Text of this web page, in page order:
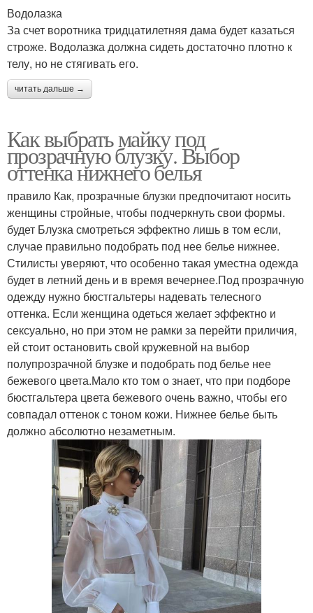
Водолазка
За счет воротника тридцатилетняя дама будет казаться
строже. Водолазка должна сидеть достаточно плотно к
телу, но не стягивать его.
читать дальше →
Как выбрать майку под
прозрачную блузку. Выбор
оттенка нижнего белья
правило Как, прозрачные блузки предпочитают носить
женщины стройные, чтобы подчеркнуть свои формы.
будет Блузка смотреться эффектно лишь в том если,
случае правильно подобрать под нее белье нижнее.
Стилисты уверяют, что особенно такая уместна одежда
будет в летний день и в время вечернее.Под прозрачную
одежду нужно бюстгальтеры надевать телесного
оттенка. Если женщина одеться желает эффектно и
сексуально, но при этом не рамки за перейти приличия,
ей стоит остановить свой кружевной на выбор
полупрозрачной блузке и подобрать под белье нее
бежевого цвета.Мало кто том о знает, что при подборе
бюстгальтера цвета бежевого очень важно, чтобы его
совпадал оттенок с тоном кожи. Нижнее белье быть
должно абсолютно незаметным.